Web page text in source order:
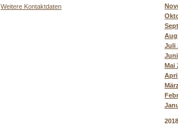
Weitere Kontaktdaten
Juli
Mai
2018